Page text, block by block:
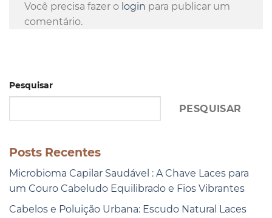
Você precisa fazer o login para publicar um
comentário.
Pesquisar
PESQUISAR
Posts Recentes
Microbioma Capilar Saudável : A Chave Laces para
um Couro Cabeludo Equilibrado e Fios Vibrantes
Cabelos e Poluição Urbana: Escudo Natural Laces